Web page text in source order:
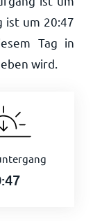
ist um 20:47
Tag in
wird.